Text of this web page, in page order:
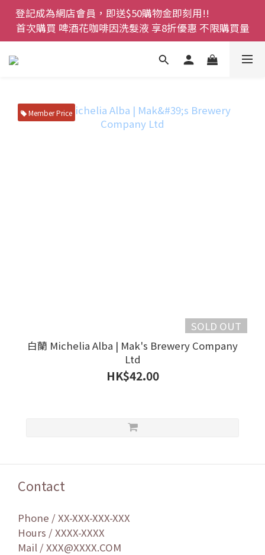
登記成為網店會員，即送$50購物金即刻用!!
首次購買 啤酒花咖啡因洗髮液 享8折優惠 不限購買量
登記成為網店會員，即送$50購物金即刻用!!
首次購買 啤酒花咖啡因洗髮液 享8折優惠 不限購買量
網店會員一年內累積消費 $4500 即刻變身 VIP 全年正
價貨 85 折，幫朋友買大家一齊抵 !!
裝 濕疹舒敏膏   幼兒適用
Member Price
SOLD OUT
白蘭 Michelia Alba | Mak's Brewery Company
Ltd
HK$42.00
Contact
Phone / XX-XXX-XXX-XXX
Hours / XXXX-XXXX
Mail / XXX@XXXX.COM